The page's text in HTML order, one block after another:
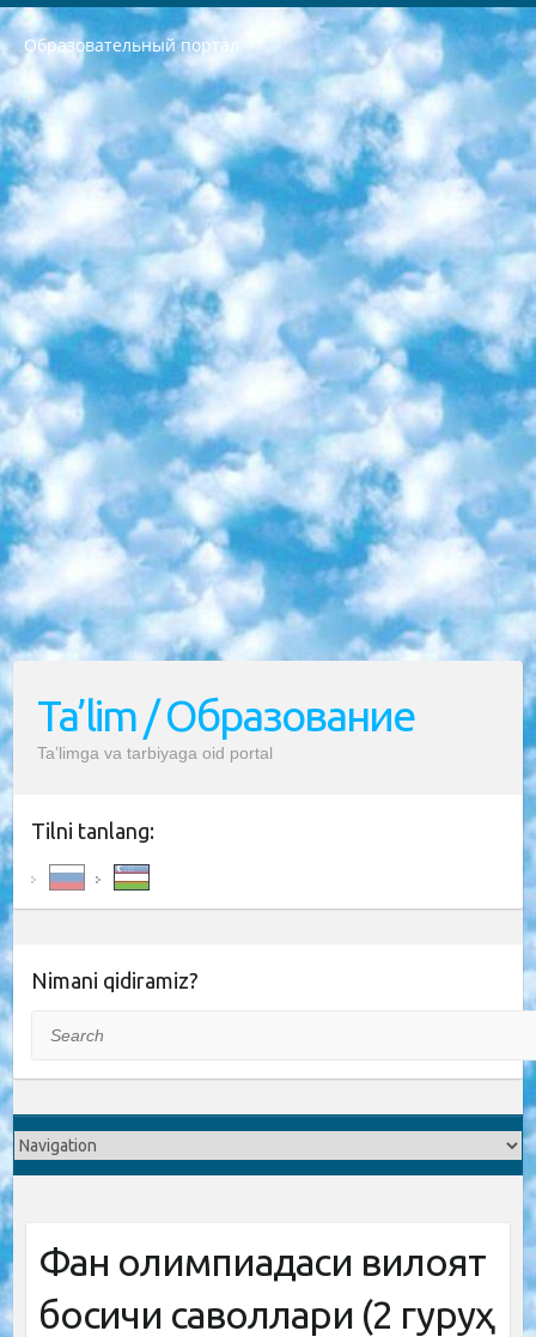
Образовательный портал
РЕСПУБЛИКА УЗБЕКИСТАН МИНИСТРЕРСТВО ДОШКОЛЬНОГО И ШКОЛЬНОГО ОБРАЗОВАНИЯ КОМАНДА в общеобразовательных учреждениях в 2023-2024 учебном году организация и проведение итоговой государственной аттестации обучающихся о Министра дошкольного и школьного образования Республики Узбекистан от 4 марта 2008 года (постановлением Минюста от 20 марта 2008 года № 1778 государственной регистрации) «Итоговое состояние учащихся общего среднего образования на основании положения об утверждении положения об аттестации общего среднего образования выпускной экзамен студентов в образовательных учреждениях в 2023-2024 учебном году В целях организации и прохождения аттестации приказываю: 1. Следующее: перечень предметов, по которым будет проводиться итоговая государственная аттестация и экзамен формы перевода согласно приложению 1; сертификаты международного образца, оценивающие уровень владения иностранными языками перечень согласно приложению 2; 2. Педагогический при специализированных образовательных учреждениях. научно-практический центр квалификации и международной оценки (Д.Давидова) 2024 г. До 25 марта: задания по предметам, по которым будет проводиться итоговая аттестация разработка и утверждение технических условий; итоговая аттестация на основании разработанного предметного задания разработка вопросов по предметам (устно и письменно), экзамен передача; общеобразовательные средние школы и специальные учебные заведения учащиеся выпускных классов школ и интернатов в агентской системе подготовка базы данных экзаменационных материалов и критериев оценки; перевод базы экзаменационных материалов на все языки обучения подать в Республиканский образовательный центр для изготовления; варианты экзаменов на основе разработанных контрольных материалов пусть будут поставлены задачи формирования. 3. Республиканский образовательный центр (Ш.Худайкулов) до 5 апреля 2024 года. до: база данных предоставленных экзаменационных материалов на все языки обучения перевод и экспертиза; для слепых, слабовидящих, глухих, слабослышащих и умственно отсталых детей учащиеся выпускных классов специализированных школ и школ-интернатов база данных экзаменационных материалов на всех преподаваемых языках подготовка критериев оценки; специализированные школы для умственно отсталых детей и технологии для учащихся выпускных классов школ-интернатов разработка соответствующих рекомендаций и критериев проведения ЕГЭ по естествознанию давать задания. 4. Педагогический при специализированных образовательных учреждениях. Научно-практический центр навыков и международной оценки (Д.Давидова), Республика образовательный центр (Худайкулов Ш.) итоговый государственный аттестационный экзамен ориентирован на творческое и логическое мышление при подготовке базы материалов учитывать введение заданий. 5. Следует отметить, что: сертификат государственного образца о знании общеобразовательного предмета и как минимум национальный уровень B1 по предметам на иностранных языках, указанным в Приложении 2. или международно признанный сертификат эквивалентного уровня студенты, изучающие определенный предмет, освобождаются от экзамена; по соответствующим предметам запланирована итоговая государственная аттестация за день до дня, путем жеребьевки Рабочей группой (в письменной форме по предметам, проводимым в форме) из числа сформированных вариантов выбрано 2 варианта; 2 выбранных варианта экзамена анонсированы на официальном сайте министерства и все выпускники по всей стране на основе этих вариантов проводит итоговую государственную аттестацию. 6. Государственное образование учащихся средних общеобразовательных учреждений. знания в соответствии с квалификационными требованиями, которые необходимо приобрести на основании стандартов итоговый (выпускной) контроль для 9 и 11 классов в целях тестирования Экзамены (далее – экзамены) состоят из предметов, перечисленных в приложении 1. будет сделано. 7. Экзамены пройдут с 26 мая по 15 июня 2024 г. (кроме науки физического воспитания). 8. Физическая для учащихся 9 классов общесредних образовательных учреждений. Экзамены по предмету «Образование, квалификация медицина» 1-6 мая 2024 года. сотрудники перевести под присмотр (с отклонениями в физическом или умственном развитии) специализированная школа для детей, школы-интернаты и со сколиозом школы-интернаты санаторного типа для больных детей исключены). 9. Он был слепым, слабовидящим и имел нарушения опорно-двигательного аппарата. экзамены в специализированных школах и интернатах для детей должны проводиться исходя из требований, предъявляемых к общеобразовательным учреждениям (физкультура кроме науки). 10. Специализированная школа для глухих и слабослышащих детей. и экзамены в интернатах и быть реализован в виде письменного теста по математике. 11. Специальность для умственно отсталых детей. Для 9 класса Родной язык и литературное письмо Государственный язык (язык обучения – узбекский). для неклассов) написано Математическое письмо Письменная/устная история Узбекистана Физическое воспитание практично Итоговый контроль Для 11 класса Написание родного языка и литературы (эссе) Математическое письмо Узбекский язык (обучение на узбекском языке) не посещающее общее среднее образование для учреждений)/Образовательное учреждение выбор письменный и устный Иностранный язык письменный/устный Письменная/устная история Узбекистана *По выбору студента:  Химия  Физика  Основы государственного права  География 10 бесплатных образовательных ресурсов - Мы составили подборку онлайн-проектов с интерактивными упражнениями, видеолекциями и статьями. Они помогут вам обрести новые и освежить старые знания бесплатно. 1. «ИНТУИТ» Старейшая образовательная площадка Рунета. Здесь вы найдёте сотни текстовых и видеокурсов на десятки различных тем — от программирования до психологии. Многие курсы подготовлены российскими университетами и крупными международными компаниями вроде Intel и Microsoft. Самостоятельное обучение бесплатное, но желающие могут оплатить услуги персональных наставников. 2. «Смартия» знакомит с актуальными профессиями и подсказывает, как им обучаться. Выбрав заинтересовавшую вас специальность — SMM-специалист, фотограф, веб-дизайнер или другую, — увидите список необходимых для неё умений. Чтобы вы могли освоить их самостоятельно, для каждого умения площадка отображает подборку ссылок на учебные материалы. Хотя «Смартия» ориентируется на русскоязычную аудиторию, часть контента всё же доступна только на английском. 3. «Лекторий Физтеха» Проект Московского физико-технического института (Физтеха). С его помощью вы можете смотреть онлайн серии лекций, записанные на видео в этом вузе. В числе доступных предметов — физика, биология, химия, информационные технологии и другие. К некоторым лекциям администрация ресурса прилагает готовые конспекты, которые можно скачивать в PDF-формате. 4. ITMOcourses Онлайн-площадка Санкт-Петербургского национального исследовательского университета информационных технологий, механики и оптики (ИТМО). Ресурс предоставляет свободный доступ к курсам, разработанным в этом вузе. Каталог материалов разбит на четыре категории: «Оптические системы и технологии», «Приборостроение и робототехника», «Информационные технологии» и «Биотехнологии». Курсы состоят из видеолекций, интерактивных демонстраций и заданий. 5. «КиберЛенинка» Электронная научная библиотека открытого доступа. Каталог площадки регулярно обрастает текстами статей из различных научных изданий. Сгруппированные по журналам и рубрикам публикации можно читать онлайн или скачивать целиком в PDF-формате. Проект нацелен на популяризацию науки за счёт открытого доступа к качественной информации. 6. «ПостНаука» На этом ресурсе публикуют подборки видеолекций, составленные экспертами из разных отраслей и объединённые общими темами. Среди них, к примеру, есть серии «Биоинформатика и геномика», «Культура средневековой Скандинавии» и Cinema Studies о теории кино. Каждая подборка лекций — логически связанная история, рассказанная экспертом от первого лица. Кроме того, на сайте появляются научно-образовательные статьи и тесты на разные темы. 7. «Newочём» Команда проекта «Newочём» отбирает самые интересные тексты из англоязычных СМИ и переводит те из них, за которые голосуют участники сообщества «ВКонтакте». По большей части это научно-популярные статьи. Редакторы придумывают лишь заголовки, в остальном содержание переводов соответствует оригиналам. Полные тексты можно читать прямо в социальной сети. 8. InternetUrok Онлайн-база материалов по основным дисциплинам школьной программы. Информация на сайте структурирована по классам, предметам и темам (урокам). Каждый урок состоит из видеолекций и конспектов. Есть также интерактивные тренажёры и тесты для закрепления пройденного материала. Даже если вы давно окончили школу, возможность повторить программу старших классов всегда может пригодиться. 9. Edutainme Ещё один ресурс об образовании. В отличие от Newtonew, как мне кажется, Edutainme больше ориентируется на представителей индустрии: педагогов, предпринимателей, разработчиков образовательных проектов. Но и любой, кто просто стремится к саморазвитию, найдёт на сайте много полезного и интересного для себя. Например, информацию о новых курсах и образовательных сервисах. 10. Newtonew Онлайн-медиа об образовании и обучении в широком смысле. Авторы Newtonew пишут об инструментах, заведениях, тактиках и стратегиях, которые помогают учить других и получать новые знания самостоятельно. На этой площадке вы найдёте новости, обзоры, аналитические мат
Ta’lim / Образование
Ta’limga va tarbiyaga oid portal
Tilni tanlang:
Nimani qidiramiz?
Фан олимпиадаси вилоят
босқичи саволлари (2 гуруҳ